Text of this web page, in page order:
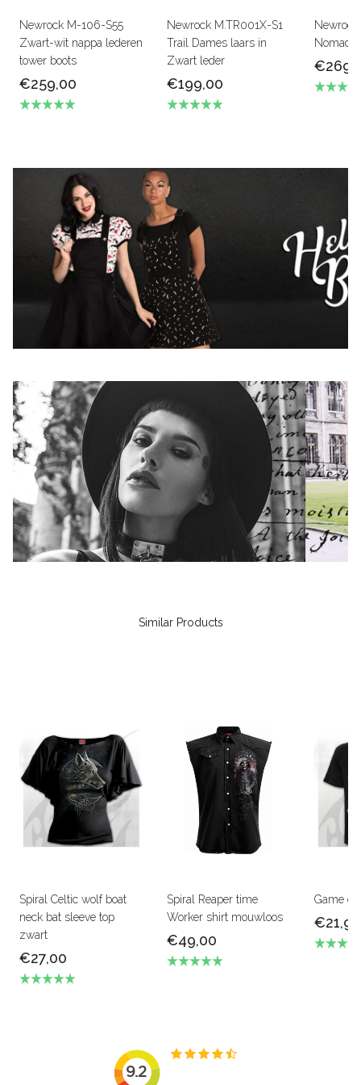
Newrock M-106-S55
Zwart-wit nappa lederen
tower boots
€259,00
Newrock M.TR001X-S1
Trail Dames laars in
Zwart leder
€199,00
Nomado
Similar Products
Spiral Celtic wolf boat
neck bat sleeve top
zwart
€27,00
Spiral Reaper time
Worker shirt mouwloos
€49,00
Game
€21,90